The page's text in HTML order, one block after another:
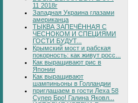
11 2018г
Западная Украина глазами
американца
ТЫКВА ЗАПЕЧЁННАЯ С
ЧЕСНОКОМ И СПЕЦИЯМИ
ГОСТИ БУДУТ...
Крымский мост и рабская
покорность: как живут росс...
Как выращивают рис в
Японии
Как выращивают
шампиньоны в Голландии
приглашаем в гости Леха 58
Супер Бро! Галина Яковл...